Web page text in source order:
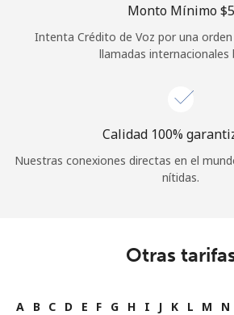
Monto Mínimo ⁦$5⁩
Intenta Crédito de Voz por una
llamadas internacionales
Calidad 100%
Nuestras conexiones directas en el
nítidas.
Otras
A B C D E F G H I J K L M N